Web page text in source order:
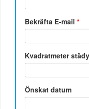
Bekräfta E-mail*
Kvadratmeter
Önskat datum